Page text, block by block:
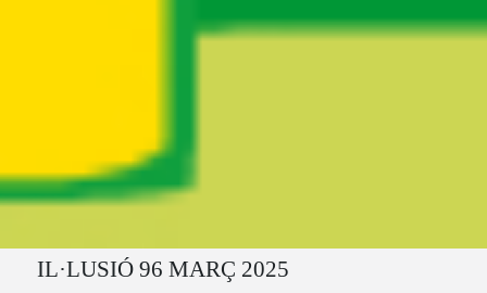
Ruta del sitio
IL·LUSIÓ 96 MARÇ 2025